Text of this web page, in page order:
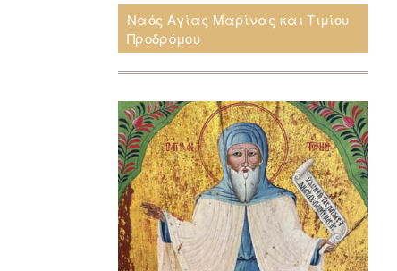
Ναός Αγίας Μαρίνας και Τιμίου
Προδρόμου